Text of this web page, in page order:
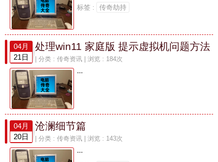
标签 : 传奇劫持
04月
21日
处理win11 家庭版 提示虚拟机问题方法
| 分类 : 传奇资讯 | 浏览 : 184次
...
04月
20日
沧澜细节篇
| 分类 : 传奇资讯 | 浏览 : 143次
...